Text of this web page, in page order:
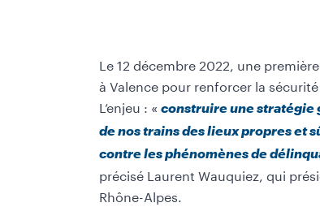
Le 12 décembre 2022, une
à Valence pour renforcer la
L ’enjeu : « construire une stratégie
de nos trains des lieux propres et
contre les phénomènes de
précisé Laurent Wauquiez, qui
Rhône-Alpes.